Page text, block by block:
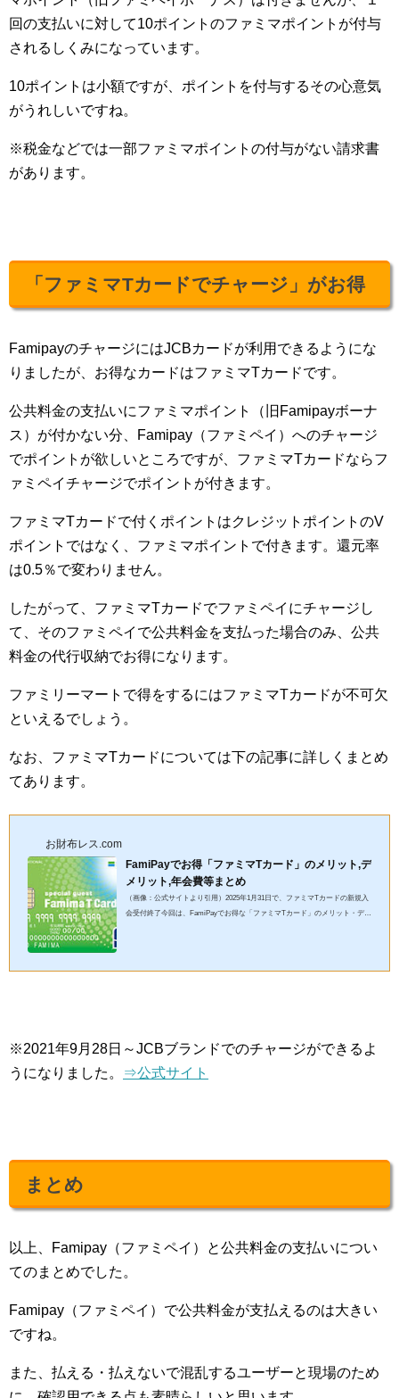
回の支払いに対して10ポイントのファミマポイントが付与
されるしくみになっています。
10ポイントは小額ですが、ポイントを付与するその心意気
がうれしいですね。
※税金などでは一部ファミマポイントの付与がない請求書
があります。
「ファミマTカードでチャージ」がお得
FamipayのチャージにはJCBカードが利用できるようにな
りましたが、お得なカードはファミマTカードです。
公共料金の支払いにファミマポイント（旧Famipayボーナ
ス）が付かない分、Famipay（ファミペイ）へのチャージ
でポイントが欲しいところですが、ファミマTカードならフ
ァミペイチャージでポイントが付きます。
ファミマTカードで付くポイントはクレジットポイントのV
ポイントではなく、ファミマポイントで付きます。還元率
は0.5％で変わりません。
したがって、ファミマTカードでファミペイにチャージし
て、そのファミペイで公共料金を支払った場合のみ、公共
料金の代行収納でお得になります。
ファミリーマートで得をするにはファミマTカードが不可欠
といえるでしょう。
なお、ファミマTカードについては下の記事に詳しくまとめ
てあります。
お財布レス.com
FamiPayでお得「ファミマTカード」のメリット,デ
メリット,年会費等まとめ
（画像：公式サイトより引用）2025年1月31日で、ファミマTカードの新規入
会受付終了今回は、FamiPayでお得な「ファミマTカード」のメリット・デメ
※2021年9月28日～JCBブランドでのチャージができるよ
うになりました。
⇒公式サイト
まとめ
以上、Famipay（ファミペイ）と公共料金の支払いについ
てのまとめでした。
Famipay（ファミペイ）で公共料金が支払えるのは大きい
ですね。
また、払える・払えないで混乱するユーザーと現場のため